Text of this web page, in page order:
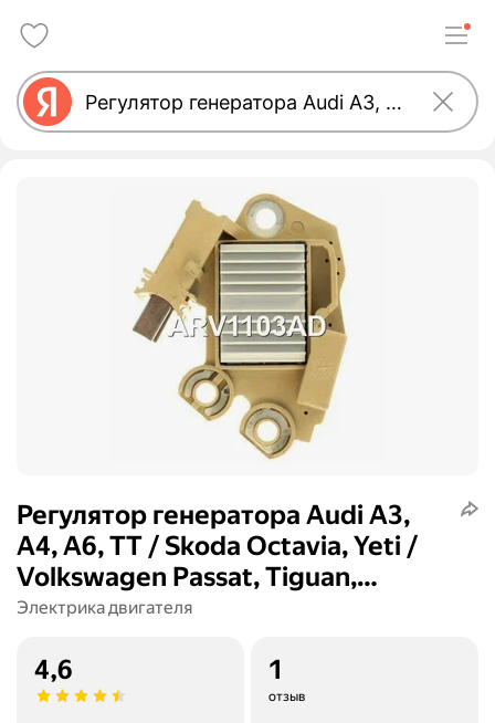
Регулятор генератора Audi A3,
A4, A6, TT / Skoda Octavia, Yeti /
Volkswagen Passat, Tiguan,
Scirocco
Электрика двигателя
4,6 1
отзыв